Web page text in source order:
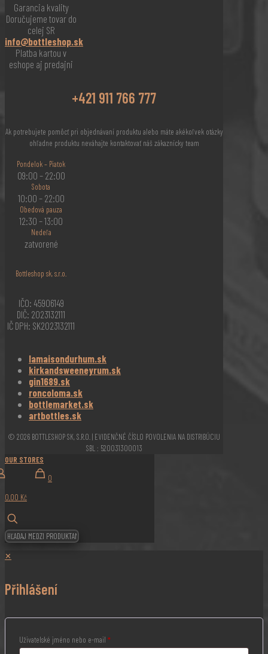
Garancia kvality
Doručujeme tovar do
celej SR
info@bottleshop.sk
Platba kartou v
eshope aj predajni
+421 911 766 777
Ak potrebujete pomôcť pri objednávaní produktu alebo máte akékoľvek otázky
ohľadne produktu neváhajte kontaktovať náš zákaznícky team
Pondelok – Piatok
09:00 – 22:00
Sobota
10:00 – 22:00
Obedová pauza
12:30 – 13:00
Nedeľa
zatvorené
Bottleshop sk, s.r.o.
IČO: 45906149
DIČ: 2023132111
IČ DPH: SK2023132111
lamaisondurhum.sk
kirkandsweeneyrum.sk
gin1689.sk
roncoloma.sk
bottlemarket.sk
artbottles.sk
© 2026 BOTTLESHOP SK, S.R.O. | EVIDENČNÉ ČÍSLO POVOLENIA NA DISTRIBÚCIU
SBL : 520031300013
OUR STORES
0
0,00 Kč
✕
Přihlášení
Uživatelské jméno nebo e-mail *